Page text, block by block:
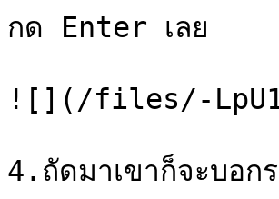
กด Enter เลย
![](/files/-
4.ถัดมาเขาก็จะบอก